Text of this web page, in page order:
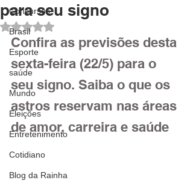
Concursos
Brasil
Esporte
saúde
Mundo
Eleições
Entretenimento
Cotidiano
Blog da Rainha
para seu signo
Avaliado com NaN de 5 estrelas.
Confira as previsões desta
sexta-feira (22/5) para o
seu signo. Saiba o que os
astros reservam nas áreas
de amor, carreira e saúde